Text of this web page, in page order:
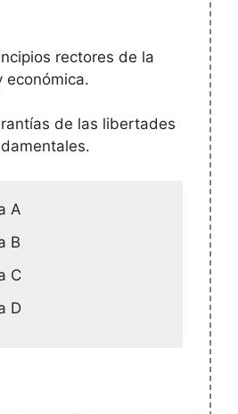
rectores de la
económica.
de las libertades
A
B
C
D